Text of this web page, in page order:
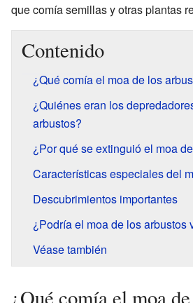
que comía semillas y otras plantas
Contenido
¿Qué comía el moa de los
¿Quiénes eran los
arbustos?
¿Por qué se extinguió el moa
Características especiales del
Descubrimientos importantes
¿Podría el moa de los arbustos
Véase también
¿Qué comía el moa